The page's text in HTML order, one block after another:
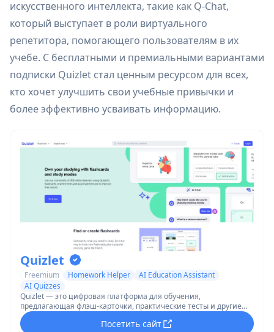
искусственного интеллекта, такие как Q-Chat,
который выступает в роли виртуального
репетитора, помогающего пользователям в их
учебе. С бесплатными и премиальными вариантами
подписки Quizlet стал ценным ресурсом для всех,
кто хочет улучшить свои учебные привычки и
более эффективно усваивать информацию.
Quizlet
Freemium Homework Helper
AI Education Assistant
AI Quizzes
Quizlet — это цифровая платформа для обучения,
предлагающая флэш-карточки, практические тесты и другие
учебные инструменты, чтобы помочь студентам изучать и
запоминать информацию по различным предметам.
Посетить сайт